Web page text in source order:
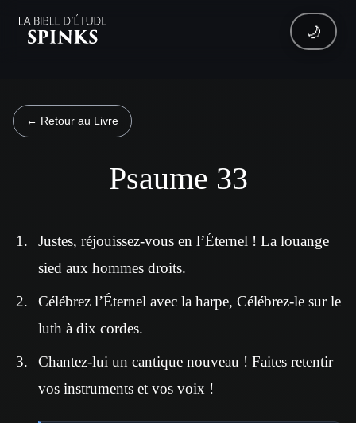
🌙
← Retour au Livre
Psaume 33
Justes, réjouissez-vous en l’Éternel ! La louange
sied aux hommes droits.
Célébrez l’Éternel avec la harpe, Célébrez-le sur le
luth à dix cordes.
Chantez-lui un cantique nouveau ! Faites retentir
vos instruments et vos voix !